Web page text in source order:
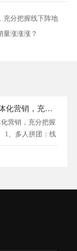
充分把握线下阵地
量涨涨涨？
有赞微商城门店专题：一体化营销，充分把握线下阵地
营销，充分把握
1、多人拼团：线